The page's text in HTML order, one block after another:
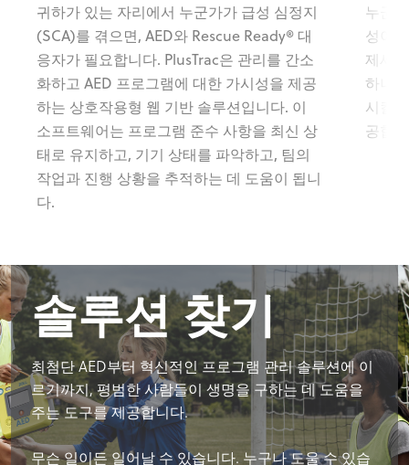
귀하가 있는 자리에서 누군가가 급성 심정지
(SCA)를 겪으면, AED와 Rescue Ready® 대
응자가 필요합니다. PlusTrac은 관리를 간소
화하고 AED 프로그램에 대한 가시성을 제공
하는 상호작용형 웹 기반 솔루션입니다. 이
소프트웨어는 프로그램 준수 사항을 최신 상
태로 유지하고, 기기 상태를 파악하고, 팀의
작업과 진행 상황을 추적하는 데 도움이 됩니
다.
누군
성이
제세
하나
시킬
공합
솔루션 찾기
최첨단 AED부터 혁신적인 프로그램 관리 솔루션에 이
르기까지, 평범한 사람들이 생명을 구하는 데 도움을
주는 도구를 제공합니다.
무슨 일이든 일어날 수 있습니다. 누구나 도울 수 있습